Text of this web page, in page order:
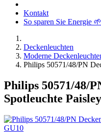
Kontakt
So sparen Sie Energie 🌱
Deckenleuchten
Moderne
Philips 50571/48/PN
Philips 50571/48/
Spotleuchte